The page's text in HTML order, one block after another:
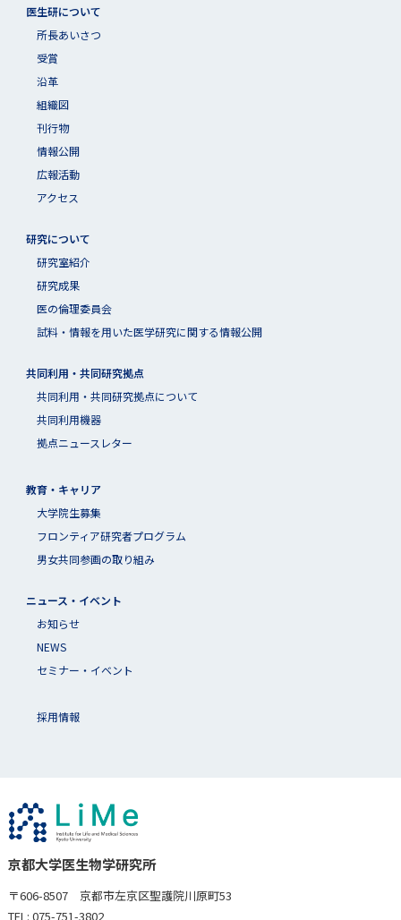
医生研について
所長あいさつ
受賞
沿革
組織図
刊行物
情報公開
広報活動
アクセス
研究について
研究室紹介
研究成果
医の倫理委員会
試料・情報を用いた医学研究に関する情報公開
共同利用・共同研究拠点
共同利⽤・共同研究拠点について
共同利用機器
拠点ニュースレター
教育・キャリア
大学院生募集
フロンティア研究者プログラム
男女共同参画の取り組み
ニュース・イベント
お知らせ
NEWS
セミナー・イベント
採用情報
京都大学医生物学研究所
〒606-8507 京都市左京区聖護院川原町53
TEL: 075-751-3802